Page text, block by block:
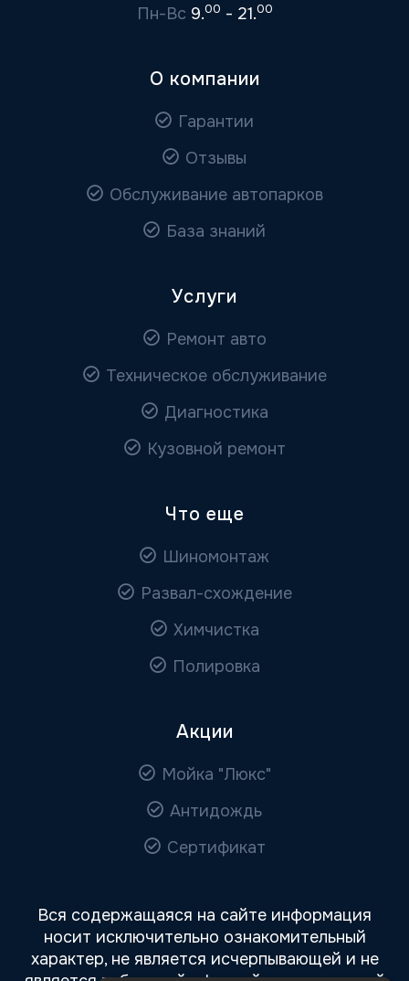
Пн-Вс 9.00 - 21.00
О компании
Гарантии
Отзывы
Обслуживание автопарков
База знаний
Услуги
Ремонт авто
Техническое обслуживание
Диагностика
Кузовной ремонт
Что еще
Шиномонтаж
Развал-схождение
Химчистка
Полировка
Акции
Мойка "Люкс"
Антидождь
Сертификат
Вся содержащаяся на сайте информация
носит исключительно ознакомительный
характер, не является исчерпывающей и не